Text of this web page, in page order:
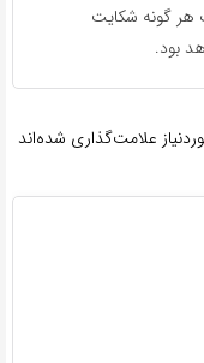
هر گونه شکایت
بود.
علامت‌گذاری شده‌اند